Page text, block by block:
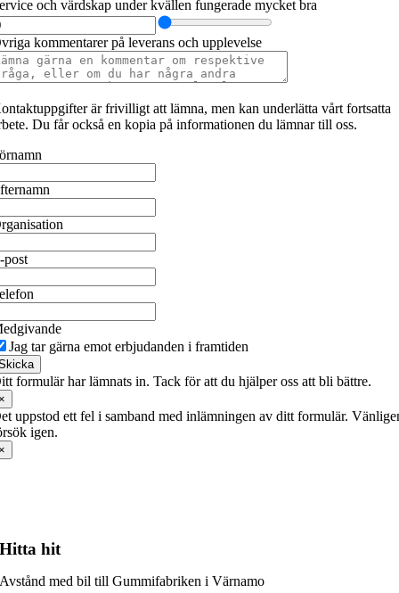
och värdskap under kvällen fungerade mycket bra
kommentarer på leverans och upplevelse
är frivilligt att lämna, men kan underlätta vårt fortsatta
Du får också en kopia på informationen du lämnar till oss.
post
Jag tar gärna emot erbjudanden i framtiden
formulär har lämnats in. Tack för att du hjälper oss att bli bättre.
uppstod ett fel i samband med inlämningen av ditt formulär.
igen.
Hitta hit
Avstånd med bil till Gummifabriken i Värnamo